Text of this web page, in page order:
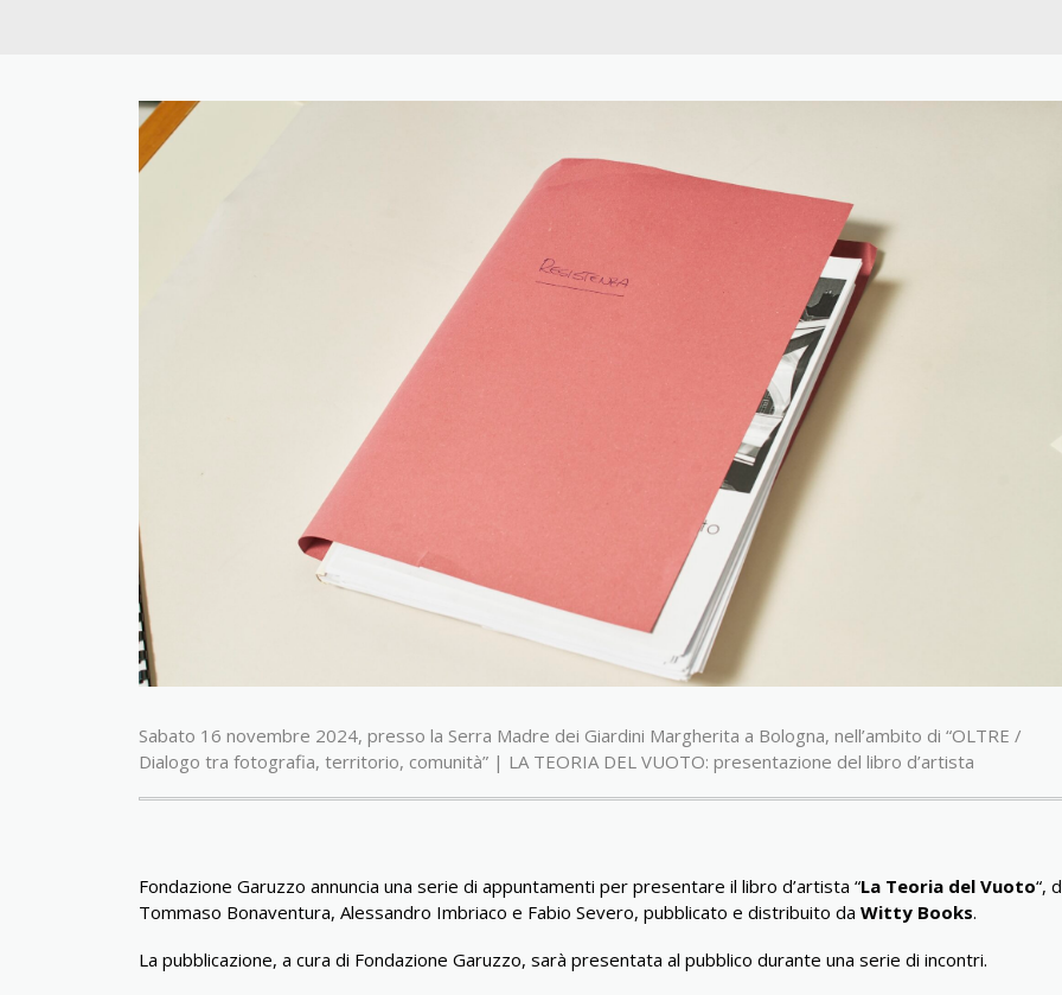
Sabato 16 novembre 2024, presso la Serra Madre dei Giardini Margherita a Bologna, nell’ambito di “OLTRE /
Dialogo tra fotografia, territorio, comunità” | LA TEORIA DEL VUOTO: presentazione del libro d’artista
Fondazione Garuzzo annuncia una serie di appuntamenti per presentare il libro d’artista “La Teoria del Vuoto“,
Tommaso Bonaventura, Alessandro Imbriaco e Fabio Severo, pubblicato e distribuito da Witty Books.
La pubblicazione, a cura di Fondazione Garuzzo, sarà presentata al pubblico durante una serie di incontri.